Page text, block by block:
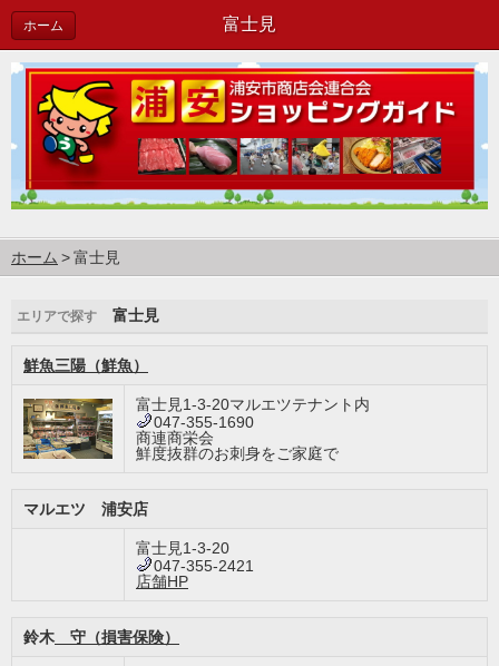
富士見
ホーム
ホーム 富士見
エリアで探す 富士見
鮮魚三陽（鮮魚）
富士見1-3-20マルエツテナント内
047-355-1690
商連商栄会
鮮度抜群のお刺身をご家庭で
マルエツ 浦安店
富士見1-3-20
047-355-2421
店舗HP
鈴木 守（損害保険）